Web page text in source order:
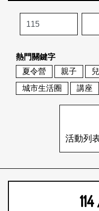
歷史專題
活動列表
地圖搜尋
關於我們
關於我們
刊物索取地點
會員基本資料
刊登活動
網站導覽
日本語
熱門關鍵字
夏令營
親子
城市生活圈
講座
活動列